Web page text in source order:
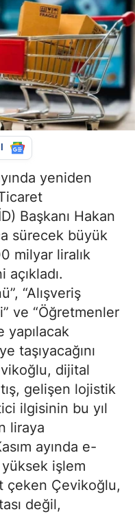
yeniden
Başkanı Hakan
sürecek büyük
milyar liralık
“Alışveriş
ve “Öğretmenler
yapılacak
taşıyacağını
dijital
gelişen lojistik
ilgisinin bu yıl
liraya
ayında e-
işlem
çeken Çevikoğlu,
değil,